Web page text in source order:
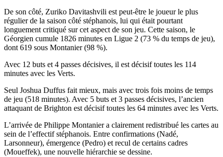
De son côté, Zuriko Davitashvili est peut-être le joueur le plus
régulier de la saison côté stéphanois, lui qui était pourtant
longuement critiqué sur cet aspect de son jeu. Cette saison, le
Géorgien cumule 1826 minutes en Ligue 2 (73 % du temps de jeu),
dont 619 sous Montanier (98 %).
Avec 12 buts et 4 passes décisives, il est décisif toutes les 114
minutes avec les Verts.
Seul Joshua Duffus fait mieux, mais avec trois fois moins de temps
de jeu (518 minutes). Avec 5 buts et 3 passes décisives, l’ancien
attaquant de Brighton est décisif toutes les 64 minutes avec les Verts.
L’arrivée de Philippe Montanier a clairement redistribué les cartes au
sein de l’effectif stéphanois. Entre confirmations (Nadé,
Larsonneur), émergence (Pedro) et recul de certains cadres
(Moueffek), une nouvelle hiérarchie se dessine.